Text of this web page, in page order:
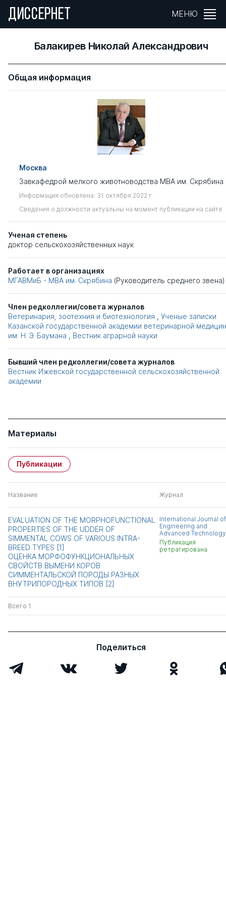
ДИССЕРНЕТ МЕНЮ
Балакирев Николай Александрович
Общая информация
Москва
Завкафедрой мелкого животноводства МВА им. Скрябина
Информация обновлена: 31 октября 2022 г.
Сведения о должности актуальны на момент публикации на сайте
Ученая степень
доктор сельскохозяйственных наук
Работает в организациях
МГАВМиБ - МВА им. Скрябина (Руководитель среднего звена)
Член редколлегии/совета журналов
Ветеринария, зоотехния и биотехнология
Ученые записки
Казанской государственной академии ветеринарной
им. Н. Э. Баумана
Вестник аграрной науки
Бывший член редколлегии/совета журналов
Вестник Ижевской государственной сельскохозяйственной
академии
Материалы
Публикации
Название Журнал
EVALUATION OF THE MORPHOFUNCTIONAL
PROPERTIES OF THE UDDER OF
SIMMENTAL COWS OF VARIOUS INTRA-
BREED TYPES [1]
ОЦЕНКА МОРФОФУНКЦИОНАЛЬНЫХ
СВОЙСТВ ВЫМЕНИ КОРОВ
СИММЕНТАЛЬСКОЙ ПОРОДЫ РАЗНЫХ
ВНУТРИПОРОДНЫХ ТИПОВ [2]
International Journal of
Engineering and
Advanced Technology
Публикация
ретрагирована
Всего 1
Поделиться